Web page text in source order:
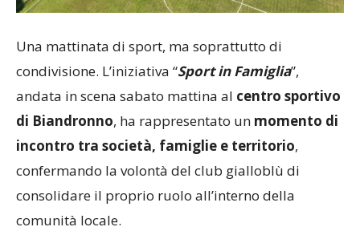
Una mattinata di sport, ma soprattutto di
condivisione. L’iniziativa “Sport in Famiglia”,
andata in scena sabato mattina al centro sportivo
di Biandronno, ha rappresentato un momento di
incontro tra società, famiglie e territorio,
confermando la volontà del club gialloblù di
consolidare il proprio ruolo all’interno della
comunità locale.